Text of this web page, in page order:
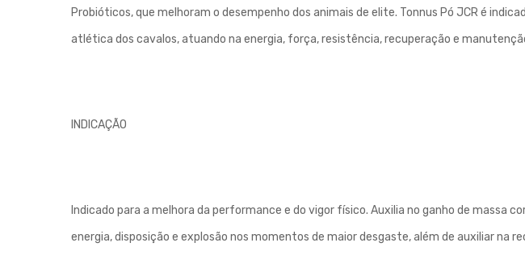
Probióticos, que melhoram o desempenho dos animais de elite. Tonnus Pó JCR é
atlética dos cavalos, atuando na energia, força, resistência, recuperação e
INDICAÇÃO
Indicado para a melhora da performance e do vigor físico. Auxilia no ganho de
energia, disposição e explosão nos momentos de maior desgaste, além de auxiliar na